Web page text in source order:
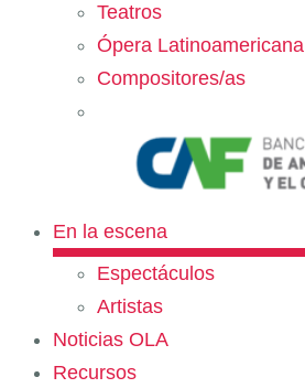
Teatros
Ópera Latinoamericana
Compositores/as
En la escena
Espectáculos
Artistas
Noticias OLA
Recursos